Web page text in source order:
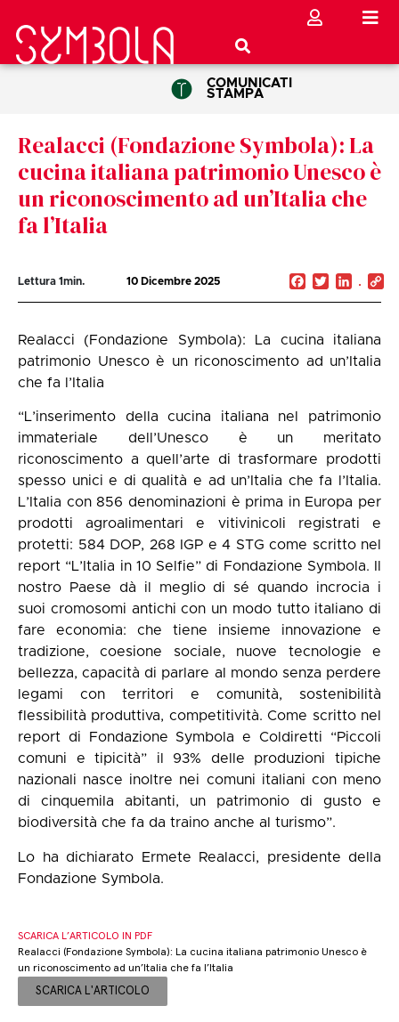
COMUNICATI
STAMPA
Realacci (Fondazione Symbola): La
cucina italiana patrimonio Unesco è
un riconoscimento ad un’Italia che
fa l’Italia
Lettura 1min. 10 Dicembre 2025 Facebook
Twitter
Realacci (Fondazione Symbola): La cucina italiana
patrimonio Unesco è un riconoscimento ad un’Italia
che fa l’Italia
“L’inserimento della cucina italiana nel patrimonio
immateriale dell’Unesco è un meritato
riconoscimento a quell’arte di trasformare prodotti
spesso unici e di qualità e ad un’Italia che fa l’Italia.
L’Italia con 856 denominazioni è prima in Europa per
prodotti agroalimentari e vitivinicoli registrati e
protetti: 584 DOP, 268 IGP e 4 STG come scritto nel
report “L’Italia in 10 Selfie” di Fondazione Symbola. Il
nostro Paese dà il meglio di sé quando incrocia i
suoi cromosomi antichi con un modo tutto italiano di
fare economia: che tiene insieme innovazione e
tradizione, coesione sociale, nuove tecnologie e
bellezza, capacità di parlare al mondo senza perdere
legami con territori e comunità, sostenibilità
flessibilità produttiva, competitività. Come scritto nel
report di Fondazione Symbola e Coldiretti “Piccoli
comuni e tipicità” il 93% delle produzioni tipiche
nazionali nasce inoltre nei comuni italiani con meno
di cinquemila abitanti, un patrimonio di gusto e
biodiversità che fa da traino anche al turismo”.
Lo ha dichiarato Ermete Realacci, presidente della
Fondazione Symbola.
SCARICA L’ARTICOLO IN PDF
Realacci (Fondazione Symbola): La cucina italiana patrimonio Unesco è
un riconoscimento ad un’Italia che fa l’Italia
SCARICA L'ARTICOLO